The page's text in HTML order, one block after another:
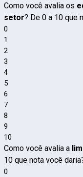
Como você avalia os
setor? De 0 a 10 que
0
1
2
3
4
5
6
7
8
9
10
Como você avalia a
10 que nota você
0